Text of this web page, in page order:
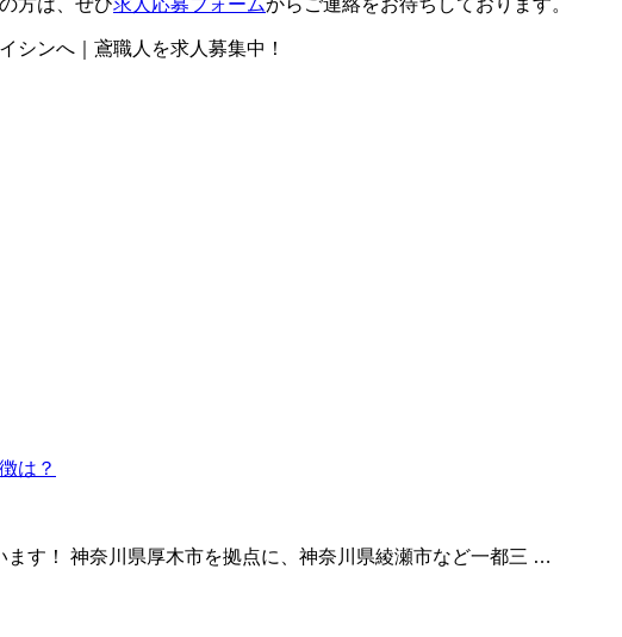
方は、ぜひ求人応募フォームからご連絡をお待ちしております。
シンへ｜鳶職人を求人募集中！
す！ 神奈川県厚木市を拠点に、神奈川県綾瀬市など一都三 …